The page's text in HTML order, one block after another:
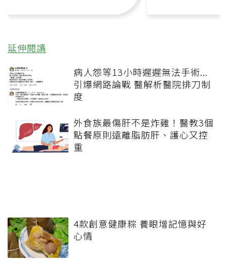
延伸閱讀
病人怨等13小時遲遲無法手術...
引爆網路論戰 醫解析醫院排刀制
度
外食族最傷肝不是炸雞！醫教3個
點餐原則遠離脂肪肝、護心又控
重
4款創意健康粽 養眼增記憶與好
心情